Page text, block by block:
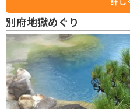
別府地獄めぐり